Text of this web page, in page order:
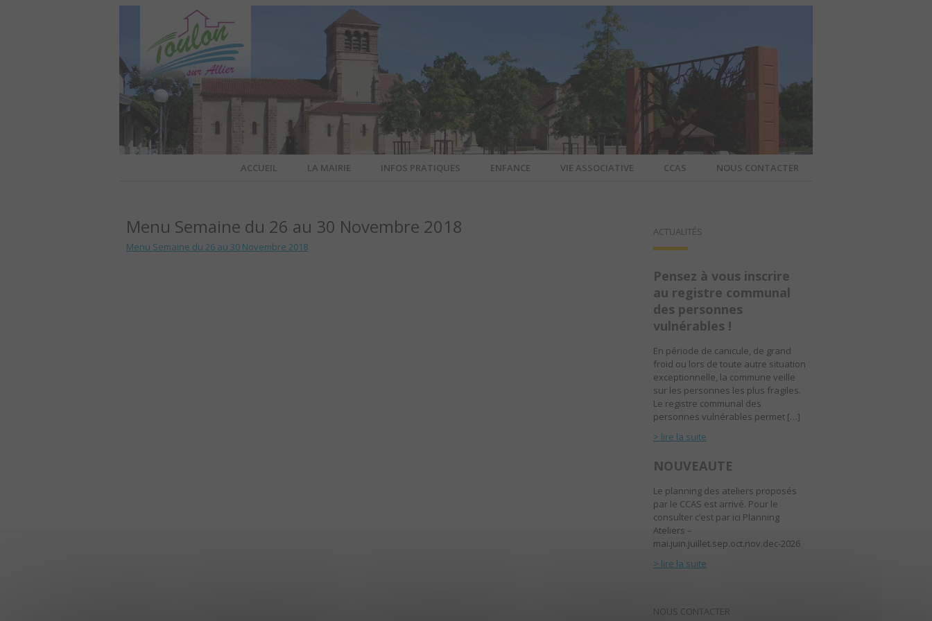
TOULON-SUR-ALLIER – SITE
OFFICIEL DE LA COMMUNE
ACCUEIL LA MAIRIE INFOS PRATIQUES ENFANCE VIE ASSOCIATIVE CCAS NOUS CONTACTER
Menu Semaine du 26 au 30 Novembre 2018
Menu Semaine du 26 au 30 Novembre 2018
ACTUALITÉS
Pensez à vous inscrire
au registre communal
des personnes
vulnérables !
En période de canicule, de grand
froid ou lors de toute autre situation
exceptionnelle, la commune veille
sur les personnes les plus fragiles.
Le registre communal des
personnes vulnérables permet […]
> lire la suite
NOUVEAUTE
Le planning des ateliers proposés
par le CCAS est arrivé. Pour le
consulter c’est par ici Planning
Ateliers –
mai.juin.juillet.sep.oct.nov.dec-2026
> lire la suite
NOUS CONTACTER